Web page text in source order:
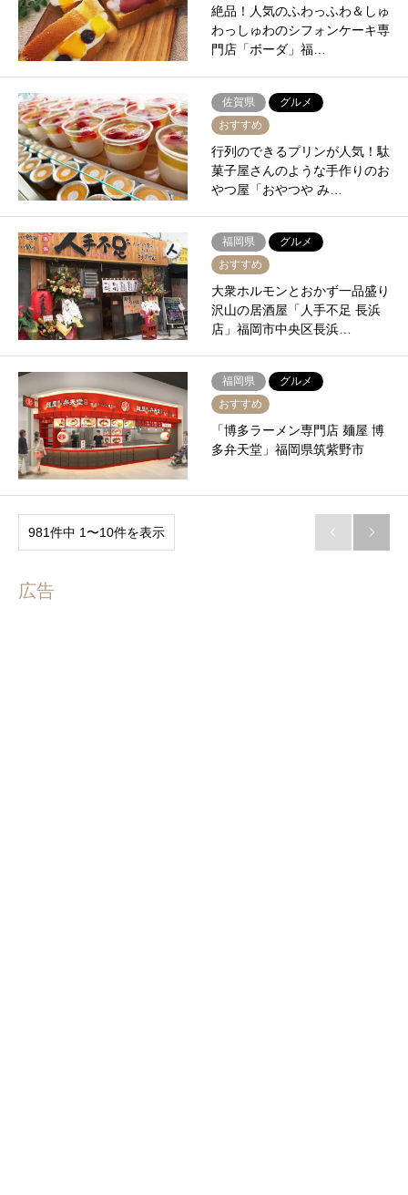
絶品！人気のふわっふわ＆しゅ
わっしゅわのシフォンケーキ専
門店「ボーダ」福…
佐賀県
グルメ
おすすめ
行列のできるプリンが人気！駄
菓子屋さんのような手作りのお
やつ屋「おやつや み…
福岡県
グルメ
おすすめ
大衆ホルモンとおかず一品盛り
沢山の居酒屋「人手不足 長浜
店」福岡市中央区長浜…
福岡県
グルメ
おすすめ
「博多ラーメン専門店 麺屋 博
多弁天堂」福岡県筑紫野市
981件中 1〜10件を表示  
広告